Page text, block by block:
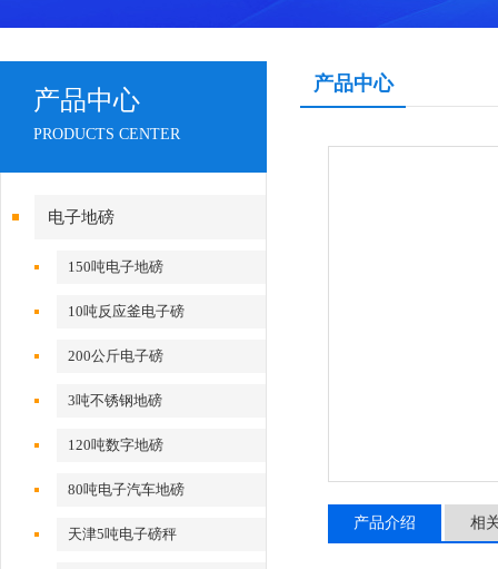
产品中心
PRODUCTS CENTER
电子地磅
150吨电子地磅
10吨反应釜电子磅
200公斤电子磅
3吨不锈钢地磅
120吨数字地磅
80吨电子汽车地磅
天津5吨电子磅秤
产品中心
产品介绍 相